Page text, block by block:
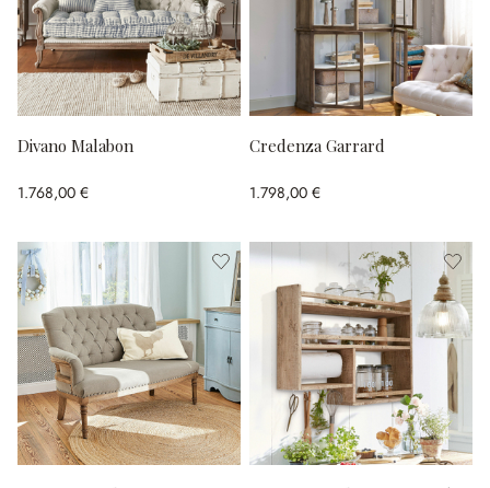
Divano Malabon
1.768,00 €
Credenza Garrard
1.798,00 €